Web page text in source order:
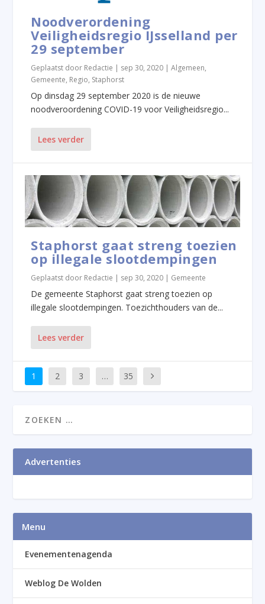
Noodverordening
Veiligheidsregio IJsselland per
29 september
Geplaatst door Redactie | sep 30, 2020 |Algemeen,
Gemeente, Regio, Staphorst
Op dinsdag 29 september 2020 is de nieuwe
noodveroordening COVID-19 voor Veiligheidsregio...
Lees verder
Staphorst gaat streng toezien
op illegale slootdempingen
Geplaatst door Redactie sep 30, 2020 Gemeente
De gemeente Staphorst gaat streng toezien op
illegale slootdempingen. Toezichthouders van de...
Lees verder
1 2 3 … 35
Advertenties
Menu
Evenementenagenda
Weblog De Wolden